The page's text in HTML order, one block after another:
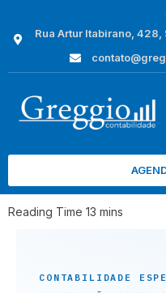
Rua Artur Itabirano, 428,
CONTABILIDADE